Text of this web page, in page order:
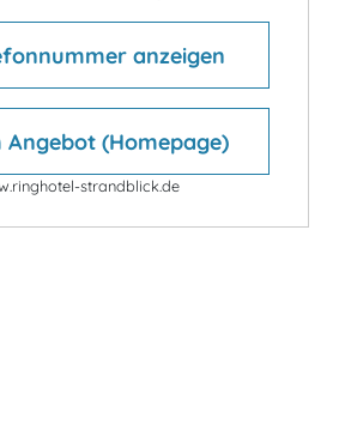
anzeigen
Angebot (Homepage)
strandblick.de